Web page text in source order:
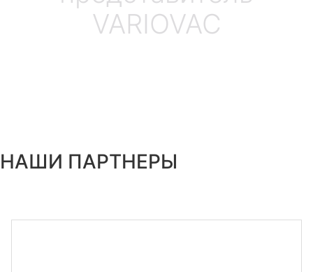
VARIOVAC
НАШИ ПАРТНЕРЫ